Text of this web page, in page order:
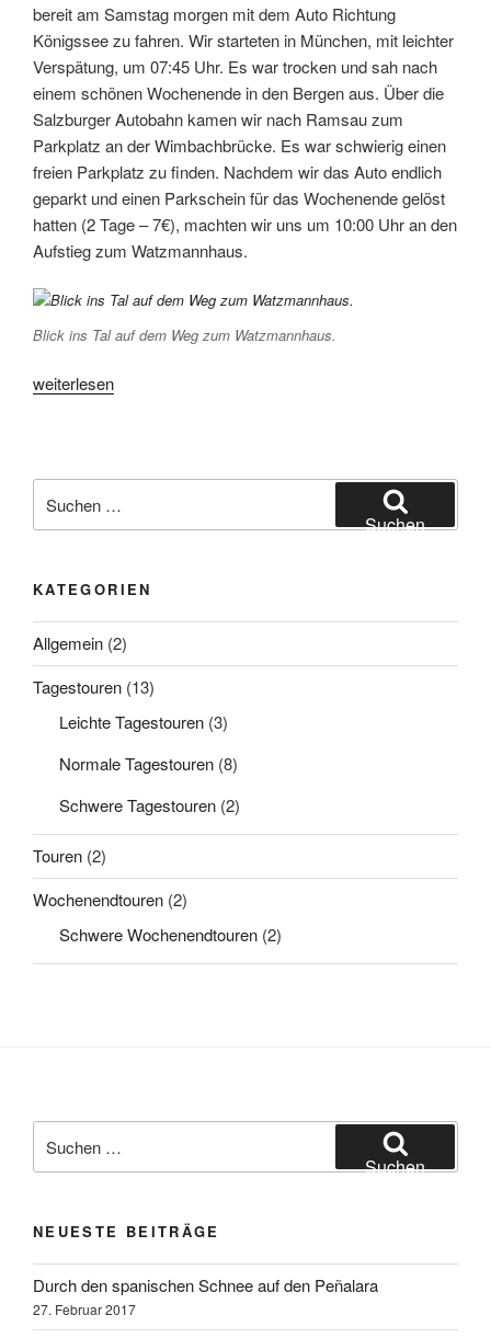
bereit am Samstag morgen mit dem Auto Richtung
Königssee zu fahren. Wir starteten in München, mit leichter
Verspätung, um 07:45 Uhr. Es war trocken und sah nach
einem schönen Wochenende in den Bergen aus. Über die
Salzburger Autobahn kamen wir nach Ramsau zum
Parkplatz an der Wimbachbrücke. Es war schwierig einen
freien Parkplatz zu finden. Nachdem wir das Auto endlich
geparkt und einen Parkschein für das Wochenende gelöst
hatten (2 Tage – 7€), machten wir uns um 10:00 Uhr an den
Aufstieg zum Watzmannhaus.
Blick ins Tal auf dem Weg zum Watzmannhaus.
„Watzmann
der
Klassiker
Zugabe“
weiterlesen
nach:
Suchen
KATEGORIEN
Allgemein (2)
Tagestouren (13)
Leichte Tagestouren (3)
Normale Tagestouren (8)
Schwere Tagestouren (2)
Touren (2)
Wochenendtouren (2)
Schwere Wochenendtouren (2)
nach:
Suchen
NEUESTE BEITRÄGE
Durch den spanischen Schnee auf den Peñalara
27. Februar 2017